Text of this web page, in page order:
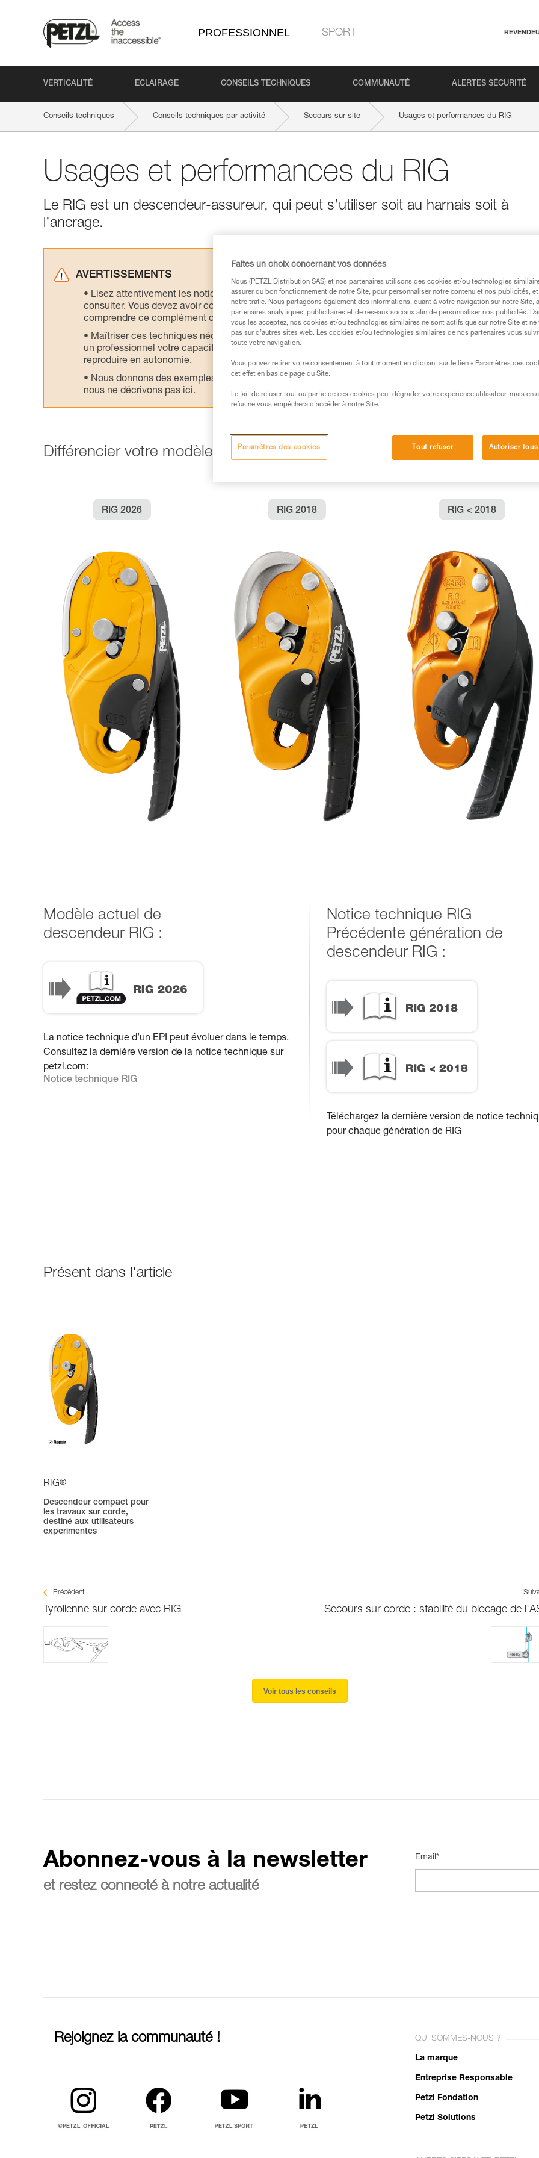
PROFESSIONNEL SPORT
VERTICALITÉ ECLAIRAGE CONSEILS TECHNIQUES COMMUNAUTÉ ALERTES SÉCURITÉ
Conseils techniques Conseils techniques par activité Secours sur site Usages et performances du RIG
Usages et performances du RIG
Le RIG est un descendeur-assureur, qui peut s’utiliser soit au harnais soit à
l’ancrage.
AVERTISSEMENTS
Lisez attentivement les notices techniques des produits utilisés dans ce conseil avant de le
consulter. Vous devez avoir compris les informations de la notice technique pour pouvoir
comprendre ce complément d’informations.
Maîtriser ces techniques nécessite une formation et un entraînement spécifique. Validez avec
un professionnel votre capacité à refaire la manipulation, seul, en toute sécurité, avant de la
reproduire en autonomie.
Nous donnons des exemples de techniques liées à votre activité. Il peut en exister d’autres que
nous ne décrivons pas ici.
Différencier votre modèle de RIG :
RIG 2026 RIG 2018 RIG < 2018
Modèle actuel de
descendeur RIG :
La notice technique d’un EPI peut évoluer dans le temps.
Consultez la dernière version de la notice technique sur
petzl.com:
Notice technique RIG
Notice technique RIG
Précédente génération de
descendeur RIG :
Téléchargez la dernière version de notice
pour chaque génération de RIG
Présent dans l'article
RIG®
Descendeur compact pour
les travaux sur corde,
destiné aux utilisateurs
expérimentés
Précédent
Tyrolienne sur corde avec RIG Secours sur corde : stabilité du blocage de
Voir tous les conseils
Abonnez-vous à la newsletter
et restez connecté à notre actualité
Email*
Rejoignez la communauté ! QUI SOMMES-NOUS ?
La marque
Entreprise Responsable
Petzl Fondation
Petzl Solutions
Faites un choix concernant vos données
Nous (PETZL Distribution SAS) et nos partenaires utilisons des cookies et/ou technologies
assurer du bon fonctionnement de notre Site, pour personnaliser notre contenu et nos publicités,
notre trafic. Nous partageons également des informations, quant à votre navigation sur notre Site,
partenaires analytiques, publicitaires et de réseaux sociaux afin de personnaliser nos publicités.
vous les acceptez, nos cookies et/ou technologies similaires ne sont actifs que sur notre Site et ne
pas sur d’autres sites web. Les cookies et/ou technologies similaires de nos partenaires vous
toute votre navigation.
Vous pouvez retirer votre consentement à tout moment en cliquant sur le lien « Paramètres des
cet effet en bas de page du Site.
Le fait de refuser tout ou partie de ces cookies peut dégrader votre expérience utilisateur, mais en
refus ne vous empêchera d’accéder à notre Site.
Tout refuser Autoriser
Paramètres des cookies